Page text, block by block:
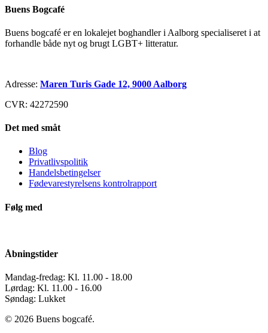
Buens Bogcafé
Buens bogcafé er en lokalejet boghandler i Aalborg specialiseret i at
forhandle både nyt og brugt LGBT+ litteratur.
Adresse: Maren Turis Gade 12, 9000 Aalborg
CVR: 42272590
Det med småt
Blog
Privatlivspolitik
Handelsbetingelser
Fødevarestyrelsens kontrolrapport
Følg med
Åbningstider
Mandag-fredag: Kl. 11.00 - 18.00
Lørdag: Kl. 11.00 - 16.00
Søndag: Lukket
© 2026 Buens bogcafé.